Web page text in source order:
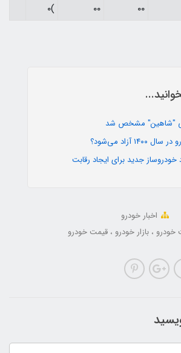
۰۰
۰۰
)۰
"شاهین" مشخص شد
آزاد می‌شود؟
خودروساز جدید برای ایجاد رقابت
اخبار خودرو
خودرو
بازار خودرو قیمت خودرو